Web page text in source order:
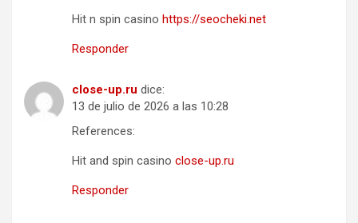
Hit n spin casino https://seocheki.net
Responder
close-up.ru dice:
13 de julio de 2026 a las 10:28
References:
Hit and spin casino close-up.ru
Responder